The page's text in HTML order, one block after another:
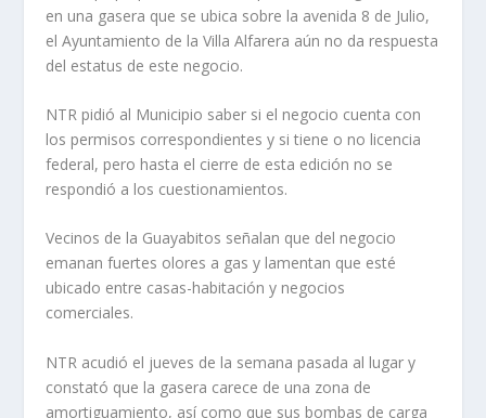
en una gasera que se ubica sobre la avenida 8 de Julio,
el Ayuntamiento de la Villa Alfarera aún no da respuesta
del estatus de este negocio.
NTR pidió al Municipio saber si el negocio cuenta con
los permisos correspondientes y si tiene o no licencia
federal, pero hasta el cierre de esta edición no se
respondió a los cuestionamientos.
Vecinos de la Guayabitos señalan que del negocio
emanan fuertes olores a gas y lamentan que esté
ubicado entre casas-habitación y negocios
comerciales.
NTR acudió el jueves de la semana pasada al lugar y
constató que la gasera carece de una zona de
amortiguamiento, así como que sus bombas de carga